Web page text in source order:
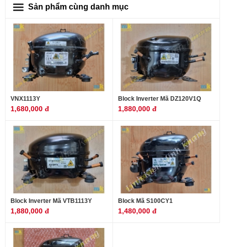
Sản phẩm cùng danh mục
VNX1113Y
1,680,000 đ
Block Inverter Mã DZ120V1Q
1,880,000 đ
Block Inverter Mã VTB1113Y
1,880,000 đ
Block Mã S100CY1
1,480,000 đ